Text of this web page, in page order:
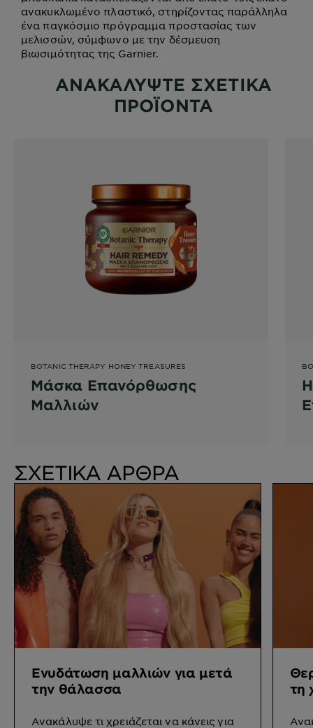
ανακυκλωμένο πλαστικό, στηρίζοντας παράλληλα
ένα παγκόσμιο πρόγραμμα προστασίας των
μελισσών, σύμφωνο με την δέσμευση
βιωσιμότητας της Garnier.
ΑΝΑΚΑΛΥΨΤΕ ΣΧΕΤΙΚΑ
ΠΡΟΪΟΝΤΑ
BOTANIC THERAPY HONEY TREASURES
Μάσκα Επανόρθωσης
Μαλλιών
ΣΧΕΤΙΚΑ ΑΡΘΡΑ
Ενυδάτωση μαλλιών για μετά
την θάλασσα
Ανακάλυψε τι χρειάζεται να κάνεις για
τη